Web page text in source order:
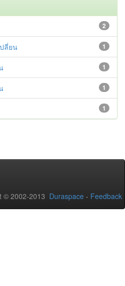
2
1
ลี่ยน
1
1
1
© 2002-2013 Duraspace - Feedback